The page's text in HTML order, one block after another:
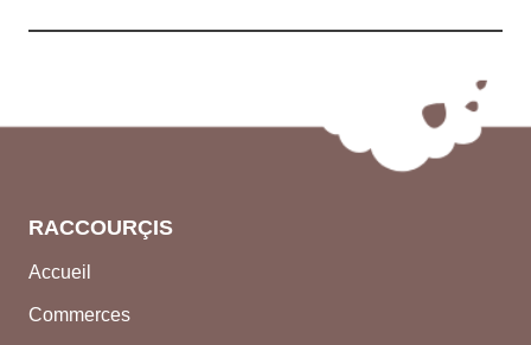
RACCOURÇIS
Accueil
Commerces